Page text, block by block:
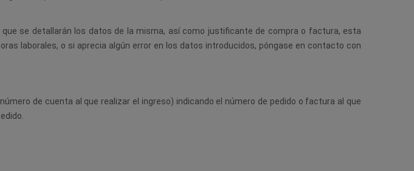
se detallarán los datos de la misma, así como justificante de compra o factura, esta
laborales, o si aprecia algún error en los datos introducidos, póngase en contacto con
de cuenta al que realizar el ingreso) indicando el número de pedido o factura al que